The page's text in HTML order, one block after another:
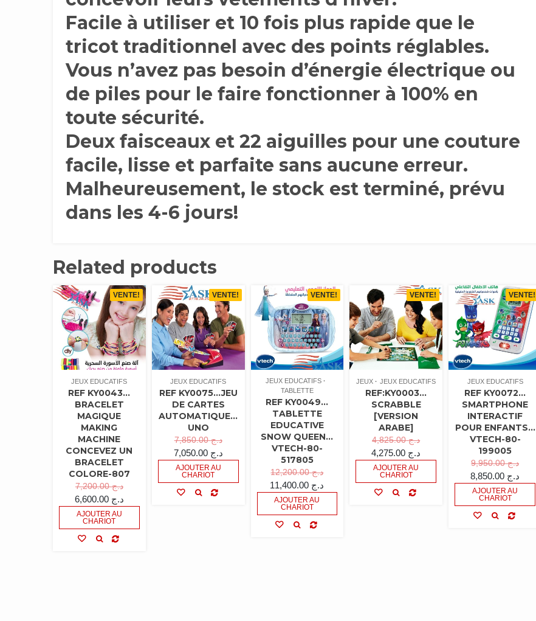
Facile à utiliser et 10 fois plus rapide que le
tricot traditionnel avec des points réglables.
Vous n’avez pas besoin d’énergie électrique ou
de piles pour le faire fonctionner à 100% en
toute sécurité.
Deux faisceaux et 22 aiguilles pour une couture
facile, lisse et parfaite sans aucune erreur.
Malheureusement, le stock est terminé, prévu
dans les 4-6 jours!
Related products
VENTE!
JEUX EDUCATIFS
REF KY0043…
BRACELET
MAGIQUE
MAKING
MACHINE
CONCEVEZ UN
BRACELET
COLORE-807
د.ج7,200.00
د.ج 6,600.00
AJOUTER AU
CHARIOT
VENTE!
JEUX EDUCATIFS
REF KY0075…JEU
DE CARTES
AUTOMATIQUE…
UNO
د.ج7,850.00
د.ج 7,050.00
AJOUTER AU
CHARIOT
VENTE!
JEUX EDUCATIFS
TABLETTE
REF KY0049…
TABLETTE
EDUCATIVE
SNOW QUEEN…
VTECH-80-
517805
د.ج12,200.00
د.ج
AJOUTER AU
CHARIOT
VENTE!
JEUX JEUX EDUCATIFS
REF:KY0003…
SCRABBLE
[VERSION
ARABE]
د.ج4,825.00
د.ج
AJOUTER AU
CHARIOT
VENTE!
JEUX EDUCATIFS
REF KY0072…
SMARTPHONE
INTERACTIF
POUR ENFANTS…
VTECH-80-
199005
د.ج9,950.00
د.ج
AJOUTER AU
CHARIOT